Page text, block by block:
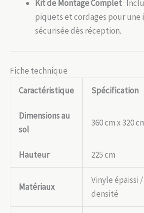
Kit de Montage Complet:
piquets et cordages pour une
sécurisée dès réception.
Fiche technique
Caractéristique
Spécification
Dimensions au
sol
360 cm x 320
Hauteur 225 cm
Matériaux
Vinyle épaissi
densité